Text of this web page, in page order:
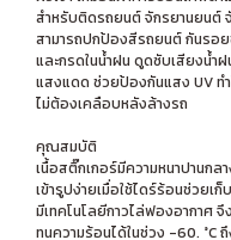
สำหรับติดรถยนต์ จักรยานยนต์
สามารถปกป้องสีรถยนต์ กันรอ
และกรดในน้ำฝน ดูดซับเสียงน้ำ
แสงแดด ช่วยป้องกันแสง UV ทำ
ไม่ต้องเคลือบหลังล้างรถ
คุณสมบัติ
เนื้อสติ๊กเกอร์มีความหนาปานกล
เข้ารูปง่ายเมื่อใช้ไดร์ร้อนช่วยเก็
มีเทคโนโลยีกาวไล่ฟองอากาศ
ทนความร้อนได้ในช่วง -60. °C